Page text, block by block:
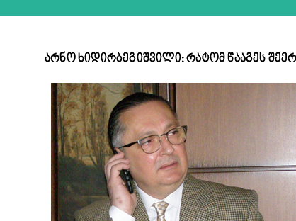
არნო ხიდირბეგიშვილი: რატომ წააგეს